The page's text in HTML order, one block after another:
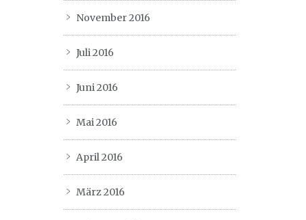
November 2016
Juli 2016
Juni 2016
Mai 2016
April 2016
März 2016